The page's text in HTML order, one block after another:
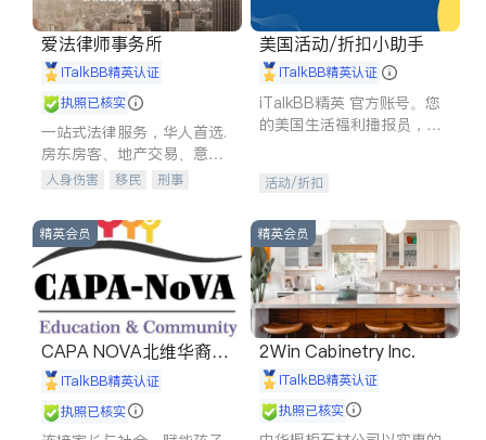
爱法律师事务所
iTalkBB精英认证
执照已核实
一站式法律服务，华人首选.
房东房客、地产交易、意外
伤害、车祸重伤、商业诉
建筑合同、刑事案件全包办
人身伤害 移民
刑事
信托/遗嘱
商业
索赔
律师-其它 保释
美国活动/折扣小助手
iTalkBB精英认证
iTalkBB精英 官方账号。您
的美国生活福利播报员，精
专属福利。
活动/折扣
精英会员
CAPA NOVA北维华裔家
长会iTalkBB精英认证
执照已核实
精英会员
2Win Cabinetry Inc.
iTalkBB精英认证
执照已核实